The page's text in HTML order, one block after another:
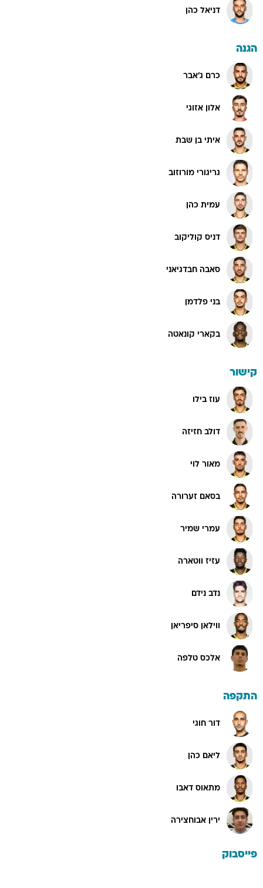
דניאל כהן
הגנה
כרם ג'אבר
אלון אזוגי
איתי בן שבת
גריגורי מורוזוב
עמית כהן
דניס קוליקוב
סאבה חבדגיאני
בני פלדמן
בקארי קונאטה
קישור
עוז בילו
דולב חזיזה
מאור לוי
בסאם זערורה
עמרי שמיר
עזיז ווטארה
נדב נידם
ווילאן סיפריאן
אלכס טלפה
התקפה
דור חוגי
ליאם כהן
מתאוס דאבו
ירין אבוחצירה
פייסבוק